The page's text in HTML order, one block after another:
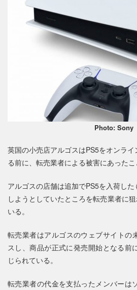
Photo: Sony
英国の小売店アルゴスはPS5をオンラ
る前に、転売業者による被害にあったこ
アルゴスの店舗は追加でPS5を入荷し
しようとしていたところを転売業者に
いる。
転売業者はアルゴスのウェブサイトの
スし、商品が正式に発売開始となる前
じられている。
転売業者の代金を支払ったメンバーは